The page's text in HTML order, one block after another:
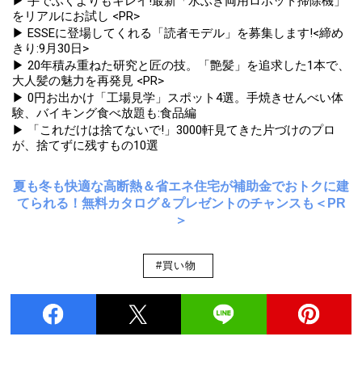
をリアルにお試し <PR>
▶ ESSEに登場してくれる「読者モデル」を募集します!<締め
きり:9月30日>
▶ 20年積み重ねた研究と匠の技。「艶髪」を追求した1本で、
大人髪の魅力を再発見 <PR>
▶ 0円お出かけ「工場見学」スポット4選。手焼きせんべい体
験、バイキング食べ放題も:食品編
▶ 「これだけは捨てないで!」3000軒見てきた片づけのプロ
が、捨てずに残すもの10選
夏も冬も快適な高断熱＆省エネ住宅が補助金でおトクに建
てられる！無料カタログ＆プレゼントのチャンスも＜PR
＞
#買い物